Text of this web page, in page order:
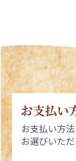
お支払い
お支払い方
お選びいただ